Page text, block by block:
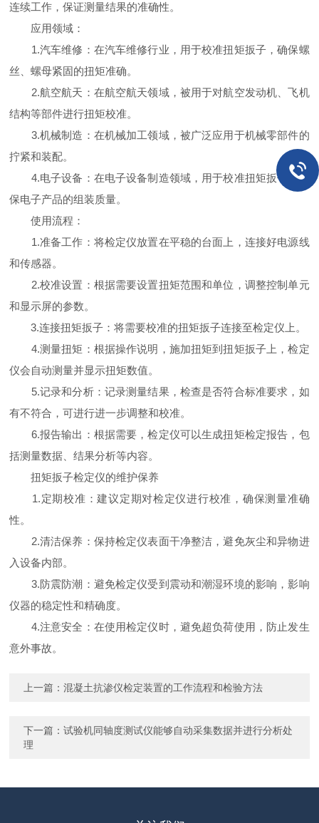
连续工作，保证测量结果的准确性。
应用领域：
1.汽车维修：在汽车维修行业，用于校准扭矩扳子，确保螺
丝、螺母紧固的扭矩准确。
2.航空航天：在航空航天领域，被用于对航空发动机、飞机
结构等部件进行扭矩校准。
3.机械制造：在机械加工领域，被广泛应用于机械零部件的
拧紧和装配。
4.电子设备：在电子设备制造领域，用于校准扭矩扳子，确
保电子产品的组装质量。
使用流程：
1.准备工作：将检定仪放置在平稳的台面上，连接好电源线
和传感器。
2.校准设置：根据需要设置扭矩范围和单位，调整控制单元
和显示屏的参数。
3.连接扭矩扳子：将需要校准的扭矩扳子连接至检定仪上。
4.测量扭矩：根据操作说明，施加扭矩到扭矩扳子上，检定
仪会自动测量并显示扭矩数值。
5.记录和分析：记录测量结果，检查是否符合标准要求，如
有不符合，可进行进一步调整和校准。
6.报告输出：根据需要，检定仪可以生成扭矩检定报告，包
括测量数据、结果分析等内容。
扭矩扳子检定仪的维护保养
1.定期校准：建议定期对检定仪进行校准，确保测量准确
性。
2.清洁保养：保持检定仪表面干净整洁，避免灰尘和异物进
入设备内部。
3.防震防潮：避免检定仪受到震动和潮湿环境的影响，影响
仪器的稳定性和精确度。
4.注意安全：在使用检定仪时，避免超负荷使用，防止发生
意外事故。
上一篇：混凝土抗渗仪检定装置的工作流程和检验方法
下一篇：试验机同轴度测试仪能够自动采集数据并进行分析处
理